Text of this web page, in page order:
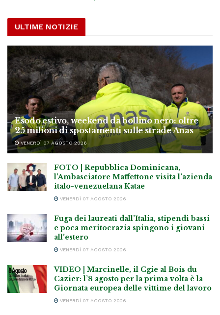
ULTIME NOTIZIE
Esodo estivo, weekend da bollino nero: oltre
25 milioni di spostamenti sulle strade Anas
VENERDÌ 07 AGOSTO 2026
FOTO | Repubblica Dominicana,
l’Ambasciatore Maffettone visita l’azienda
italo-venezuelana Katae
VENERDÌ 07 AGOSTO 2026
Fuga dei laureati dall’Italia, stipendi bassi
e poca meritocrazia spingono i giovani
all’estero
VENERDÌ 07 AGOSTO 2026
VIDEO | Marcinelle, il Cgie al Bois du
Cazier: l’8 agosto per la prima volta è la
Giornata europea delle vittime del lavoro
VENERDÌ 07 AGOSTO 2026